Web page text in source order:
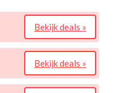
Bekijk deals »
Bekijk deals »